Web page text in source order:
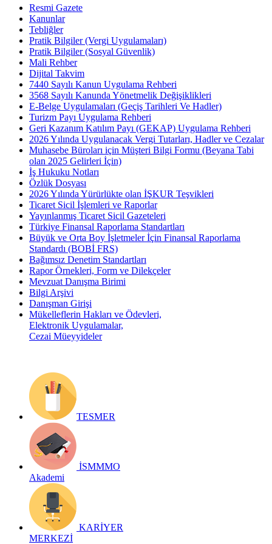
Resmi Gazete
Kanunlar
Tebliğler
Pratik Bilgiler (Vergi Uygulamaları)
Pratik Bilgiler (Sosyal Güvenlik)
Mali Rehber
Dijital Takvim
7440 Sayılı Kanun Uygulama Rehberi
3568 Sayılı Kanunda Yönetmelik Değişiklikleri
E-Belge Uygulamaları (Geçiş Tarihleri Ve Hadler)
Turizm Payı Uygulama Rehberi
Geri Kazanım Katılım Payı (GEKAP) Uygulama Rehberi
2026 Yılında Uygulanacak Vergi Tutarları, Hadler ve Cezalar
Muhasebe Büroları için Müşteri Bilgi Formu (Beyana Tabi
olan 2025 Gelirleri İçin)
İş Hukuku Notları
Özlük Dosyası
2026 Yılında Yürürlükte olan İŞKUR Teşvikleri
Ticaret Sicil İşlemleri ve Raporlar
Yayınlanmış Ticaret Sicil Gazeteleri
Türkiye Finansal Raporlama Standartları
Büyük ve Orta Boy İşletmeler İçin Finansal Raporlama
Standardı (BOBİ FRS)
Bağımsız Denetim Standartları
Rapor Örnekleri, Form ve Dilekçeler
Mevzuat Danışma Birimi
Bilgi Arşivi
Danışman Girişi
Mükelleflerin Hakları ve Ödevleri,
Elektronik Uygulamalar,
Cezai Müeyyideler
TESMER
İSMMMO
Akademi
KARİYER
MERKEZİ